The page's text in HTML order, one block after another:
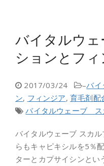
バイタルウ
ションとフ
2017/03/24 –バイ
ン, フィンジア,育毛剤配
バイタルウェーブ ス
バイタルウェーブ スカ
らもキャピキシルを5％
ターとカプサイシンとい